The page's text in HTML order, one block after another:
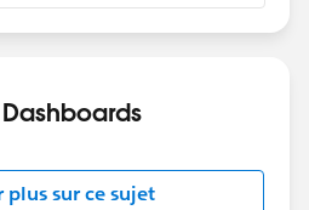
plus sur ce sujet